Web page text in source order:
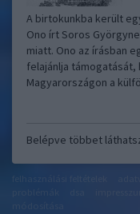
A birtokunkba került
Ono írt Soros
miatt. Ono az írásban
felajánlja támogatását,
Magyarországon a
Belépve többet